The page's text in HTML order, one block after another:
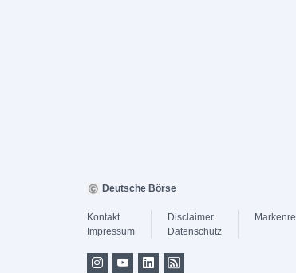
Deutsche Börse
Kontakt
Impressum
Disclaimer
Datenschutz